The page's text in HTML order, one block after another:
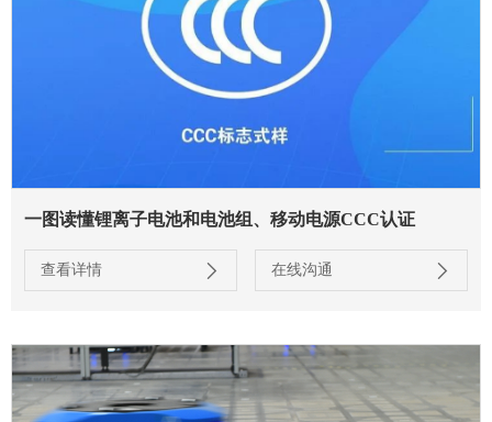
一图读懂锂离子电池和电池组、移动电源CCC认证
查看详情 在线沟通